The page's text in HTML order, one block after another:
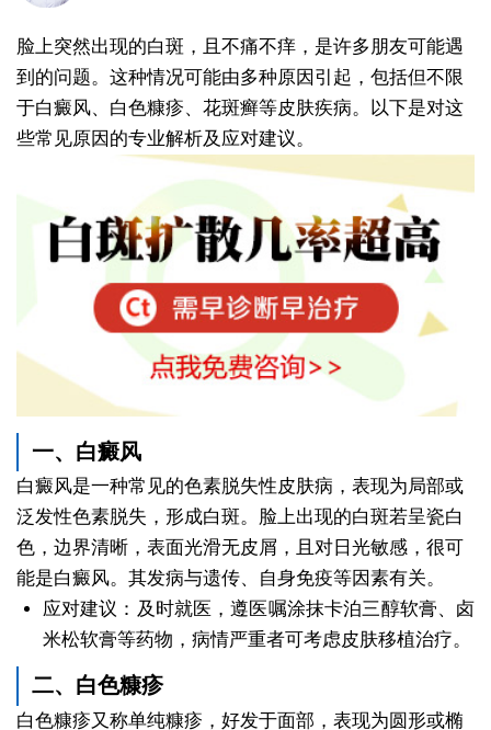
脸上突然出现的白斑，且不痛不痒，是许多朋友可能遇
到的问题。这种情况可能由多种原因引起，包括但不限
于白癜风、白色糠疹、花斑癣等皮肤疾病。以下是对这
些常见原因的专业解析及应对建议。
一、白癜风
白癜风是一种常见的色素脱失性皮肤病，表现为局部或
泛发性色素脱失，形成白斑。脸上出现的白斑若呈瓷白
色，边界清晰，表面光滑无皮屑，且对日光敏感，很可
能是白癜风。其发病与遗传、自身免疫等因素有关。
应对建议：及时就医，遵医嘱涂抹卡泊三醇软膏、卤
米松软膏等药物，病情严重者可考虑皮肤移植治疗。
二、白色糠疹
白色糠疹又称单纯糠疹，好发于面部，表现为圆形或椭